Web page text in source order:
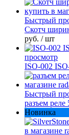
Быстрый
Скотч
руб. / шт
просмотр
ISO-002
Быстрый
разъем
Новинка